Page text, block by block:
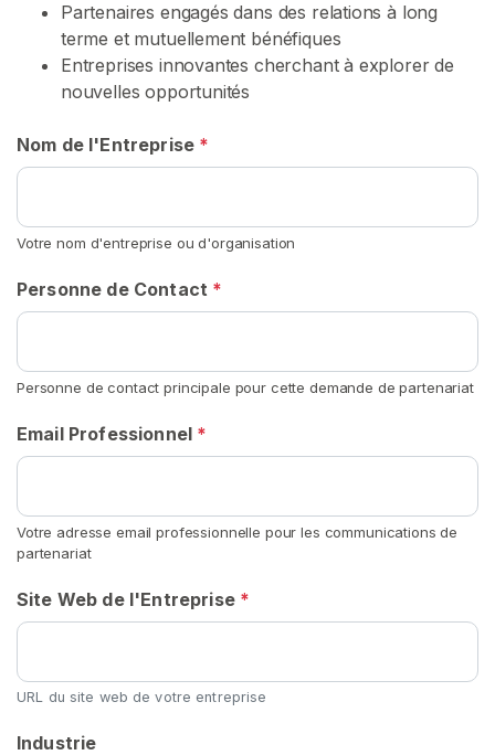
Partenaires engagés dans des relations à long
terme et mutuellement bénéfiques
Entreprises innovantes cherchant à explorer de
nouvelles opportunités
Nom de l'Entreprise *
Votre nom d'entreprise ou d'organisation
Personne de Contact *
Personne de contact principale pour cette demande de partenariat
Email Professionnel *
Votre adresse email professionnelle pour les communications de
partenariat
Site Web de l'Entreprise *
URL du site web de votre entreprise
Industrie
e
i
a
r
o
u
r
e
s
e
n
e
r